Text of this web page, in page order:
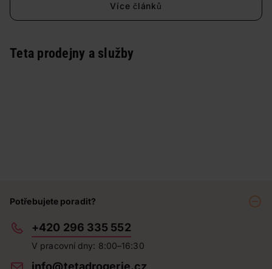
Více článků
Teta prodejny a služby
Potřebujete poradit?
+420 296 335 552
V pracovní dny: 8:00–16:30